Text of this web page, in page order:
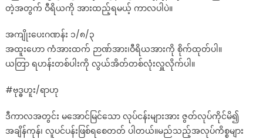
တဲ့အတွက် ဝီရိယကို အားထည့်ရမယ့် ကာလပါပဲ။
အကျိုးပေးဂဏန်း ၁/၈/၃
အထူးဟော ကံအားထက် ဉာဏ်အား၊ဝီရိယအားကို စိုက်ထုတ်ပါ။
ယတြာ ရဟန်းတစ်ပါးကို လွယ်အိတ်တစ်လုံးလှူလိုက်ပါ။
#ဗုဒ္ဓဟူး/ရာဟု
ဒီကာလအတွင်း မအောင်မြင်သော လုပ်ငန်းများအား ဇွတ်လုပ်ကိုင်မိ၍
အချိန်ကုန်၊ လူပင်ပန်းဖြစ်ရစေတတ် ပါတယ်။မည်သည့်အလုပ်ကိစ္စများ